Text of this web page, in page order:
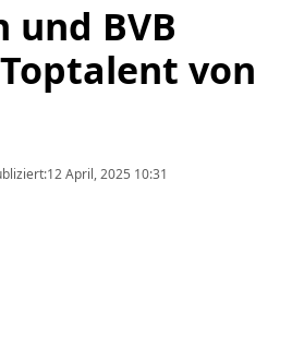
und BVB
von
12 April, 2025 10:31